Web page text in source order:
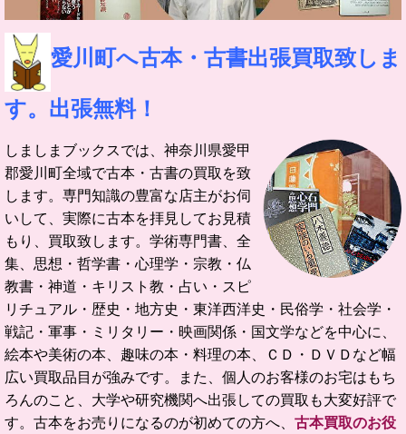
愛川町へ古本・古書出張買取致しま
す。出張無料！
しましまブックスでは、神奈川県愛甲
郡愛川町全域で古本・古書の買取を致
します。 専門知識の豊富な店主がお伺
いして、実際に古本を拝見してお見積
もり、買取致します。 学術専門書、全
集、思想・哲学書・心理学・宗教・仏
教書・神道・キリスト教・占い・スピ
リチュアル・歴史・地方史・東洋西洋史・民俗学・社会学・
戦記・軍事・ミリタリー・映画関係・国文学などを中心に、
絵本や美術の本、趣味の本・料理の本、ＣＤ・ＤＶＤなど幅
広い買取品目が強みです。
また、個人のお客様のお宅はもち
ろんのこと、大学や研究機関へ出張しての買取も大変好評で
す。 古本をお売りになるのが初めての方へ、 古本買取のお役